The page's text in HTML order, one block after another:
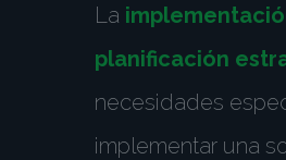
La
planificación
necesidades
implementar una